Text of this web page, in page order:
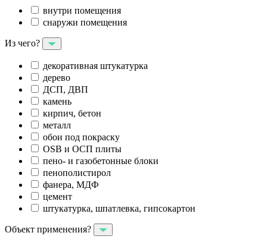
внутри помещения
снаружи помещения
Из чего?
декоративная штукатурка
дерево
ДСП, ДВП
камень
кирпич, бетон
металл
обои под покраску
OSB и ОСП плиты
пено- и газобетонные блоки
пенополистирол
фанера, МДФ
цемент
штукатурка, шпатлевка, гипсокартон
Объект применения?